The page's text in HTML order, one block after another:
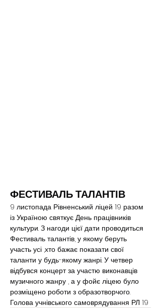
ФЕСТИВАЛЬ ТАЛАНТІВ
9 листопада Рівненський ліцей 19 разом
із Україною святкує День працівників
культури. З нагоди цієї дати проводиться
Фестиваль талантів, у якому беруть
участь усі ,хто бажає показати свої
таланти у будь-якому жанрі. У четвер
відбувся концерт за участю виконавців
музичного жанру , а у фойє ліцею було
розміщено роботи з образотворчого.
Голова учнівського самоврядування РЛ 19